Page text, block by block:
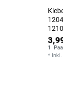
1
* inkl.